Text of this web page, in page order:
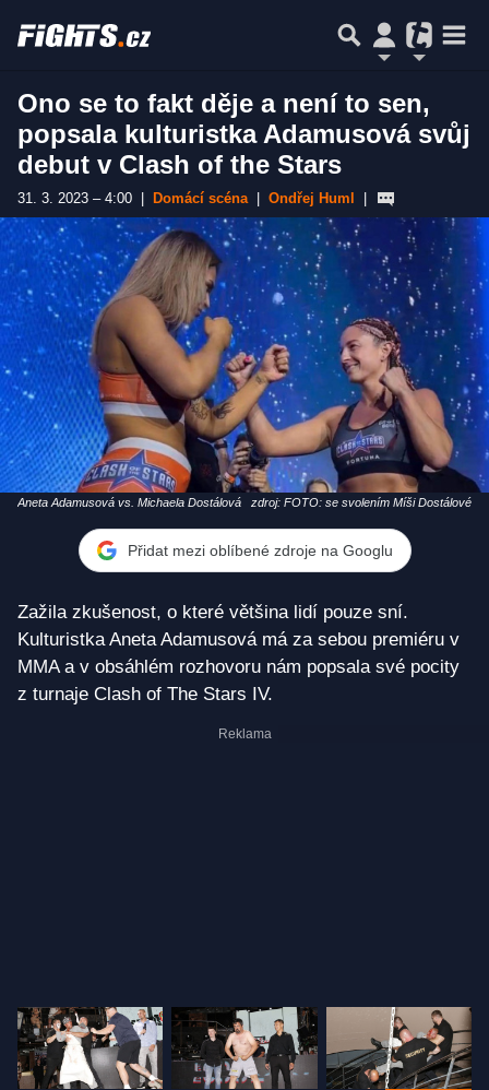
Ono se to fakt děje a není to sen,
popsala kulturistka Adamusová svůj
debut v Clash of the Stars
31. 3. 2023 – 4:00 Domácí scéna Ondřej Huml
Aneta Adamusová vs. Michaela Dostálová zdroj: FOTO: se svolením Míši Dostálové
Přidat mezi oblíbené zdroje na Googlu
Zažila zkušenost, o které většina lidí pouze sní.
Kulturistka Aneta Adamusová má za sebou premiéru v
MMA a v obsáhlém rozhovoru nám popsala své pocity
z turnaje Clash of The Stars IV.